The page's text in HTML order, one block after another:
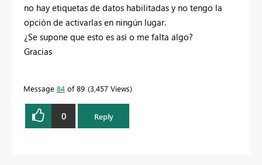
no hay etiquetas de datos habilitadas y no tengo la
opción de activarlas en ningún lugar.
¿Se supone que esto es así o me falta algo?
Gracias
Message 84 of 89 3,457 Views
0 Reply